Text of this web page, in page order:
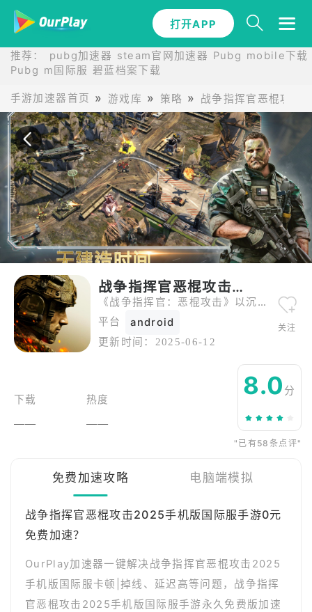
打开APP
推荐： pubg加速器 steam官网加速器 Pubg mobile下载
Pubg m国际服 碧蓝档案下载
手游加速器首页 游戏库 策略 战争指挥官恶棍攻击
打开APP
战争指挥官恶棍攻击2026手机版
《战争指挥官：恶棍攻击》以沉浸式3D战场和多兵种协同作战为核心亮点，为玩家打造了一场前所未有的战争盛宴。游戏不仅还原了二战时期的经典装备与战术，更通过实时单位控制，让玩家能够精准指挥机枪兵、炮兵和犀牛坦克，体验从战术部署到火力压制的全过程。游戏支持多人联机对战，玩家可加入联盟，与战友共同制定作战计划，或通过实时聊天系统分享战术心得，提升团队协作效率。此外，游戏内丰富的地图与难度设定，让玩家在不同场景中灵活应对挑战，从城市攻坚战到山地伏击战，每一战都充满变数。对于追求策略深度的玩家，游戏还提供了自定义基地建设和科技树升级系统，让玩家在资源积累与军事扩张之间找到平衡点。
平台
android
更新时间： 2025-06-12
关注
下载
——
热度
——
8.0 分
"已有58条点评"
免费加速攻略 电脑端模拟
战争指挥官恶棍攻击2025手机版国际服手游0元
免费加速？
OurPlay加速器一键解决战争指挥官恶棍攻击2025
手机版国际服卡顿|掉线、延迟高等问题，战争指挥
官恶棍攻击2025手机版国际服手游永久免费版加速